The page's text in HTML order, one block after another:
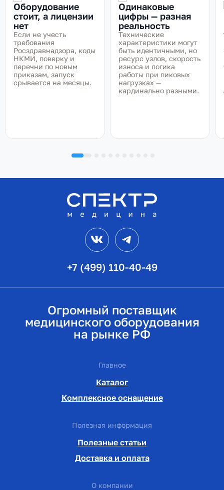
Оборудование
стоит, а лицензии
нет
Если не учесть
требования
Росздравнадзора, коды
НКМИ, поверку и
перечни по новым
приказам, запуск
срывается на месяцы.
Одинаковые
цифры — разная
реальность
Технические
характеристики могут
быть идентичными, но
ресурс узлов, скорость
износа и логика
работы при пиковых
нагрузках —
кардинально разными.
+7 (499) 110-40-49
VK
Огромный поставщик
медицинского оборудования
на рынке РФ
Главное
Каталог
Комплексное оснащение
Полезная информация
Полезные статьи
Доставка и оплата
О компании